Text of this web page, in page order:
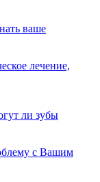
ваше
лечение,
ли зубы
с Вашим